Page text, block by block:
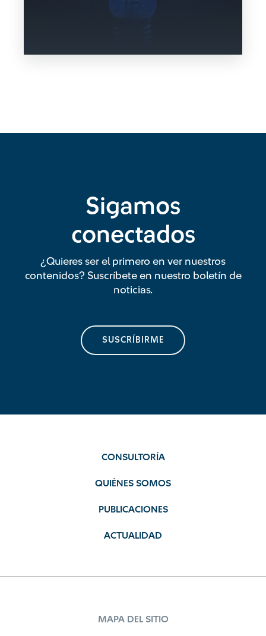
Sigamos
conectados
¿Quieres ser el primero en ver nuestros
contenidos? Suscríbete en nuestro boletín de
noticias.
SUSCRÍBIRME
CONSULTORÍA
QUIÉNES SOMOS
PUBLICACIONES
ACTUALIDAD
MAPA DEL SITIO